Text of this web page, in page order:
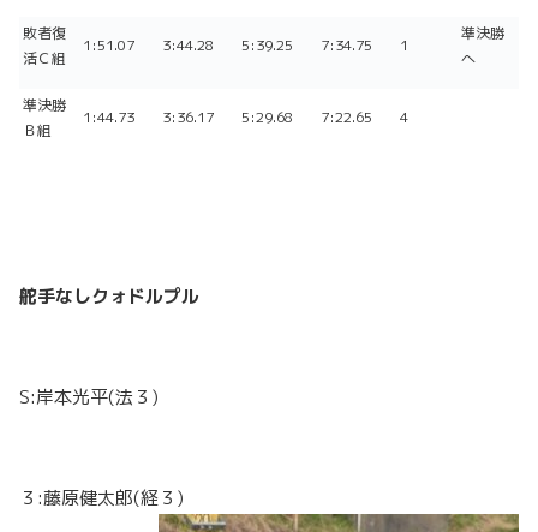
敗者復
活Ｃ組
1:51.07 3:44.28 5:39.25 7:34.75 1
準決勝
へ
準決勝
Ｂ組
1:44.73 3:36.17 5:29.68 7:22.65 4
舵手なしクォドルプル
S:岸本光平(法３)
３:藤原健太郎(経３)